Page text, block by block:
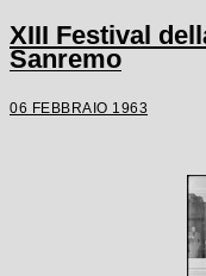
XIII Festival
Sanremo
06 FEBBRAIO 1963